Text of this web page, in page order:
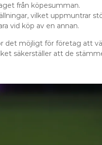
från köpesumman.
vilket uppmuntrar
vid köp av en annan.
det möjligt för företag att
säkerställer att de